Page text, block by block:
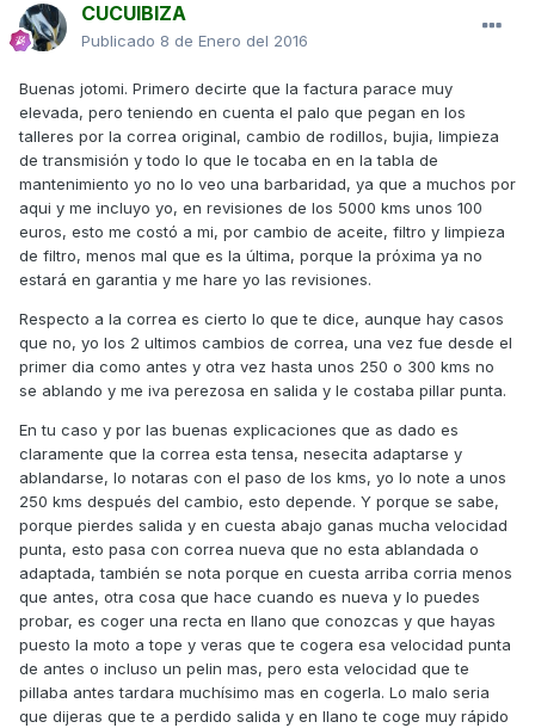
CUCUIBIZA
Publicado 8 de Enero del 2016
Buenas jotomi. Primero decirte que la factura parace muy
elevada, pero teniendo en cuenta el palo que pegan en los
talleres por la correa original, cambio de rodillos, bujia, limpieza
de transmisión y todo lo que le tocaba en en la tabla de
mantenimiento yo no lo veo una barbaridad, ya que a muchos por
aqui y me incluyo yo, en revisiones de los 5000 kms unos 100
euros, esto me costó a mi, por cambio de aceite, filtro y limpieza
de filtro, menos mal que es la última, porque la próxima ya no
estará en garantia y me hare yo las revisiones.
Respecto a la correa es cierto lo que te dice, aunque hay casos
que no, yo los 2 ultimos cambios de correa, una vez fue desde el
primer dia como antes y otra vez hasta unos 250 o 300 kms no
se ablando y me iva perezosa en salida y le costaba pillar punta.
En tu caso y por las buenas explicaciones que as dado es
claramente que la correa esta tensa, nesecita adaptarse y
ablandarse, lo notaras con el paso de los kms, yo lo note a unos
250 kms después del cambio, esto depende. Y porque se sabe,
porque pierdes salida y en cuesta abajo ganas mucha velocidad
punta, esto pasa con correa nueva que no esta ablandada o
adaptada, también se nota porque en cuesta arriba corria menos
que antes, otra cosa que hace cuando es nueva y lo puedes
probar, es coger una recta en llano que conozcas y que hayas
puesto la moto a tope y veras que te cogera esa velocidad punta
de antes o incluso un pelin mas, pero esta velocidad que te
pillaba antes tardara muchísimo mas en cogerla. Lo malo seria
que dijeras que te a perdido salida y en llano te coge muy rápido